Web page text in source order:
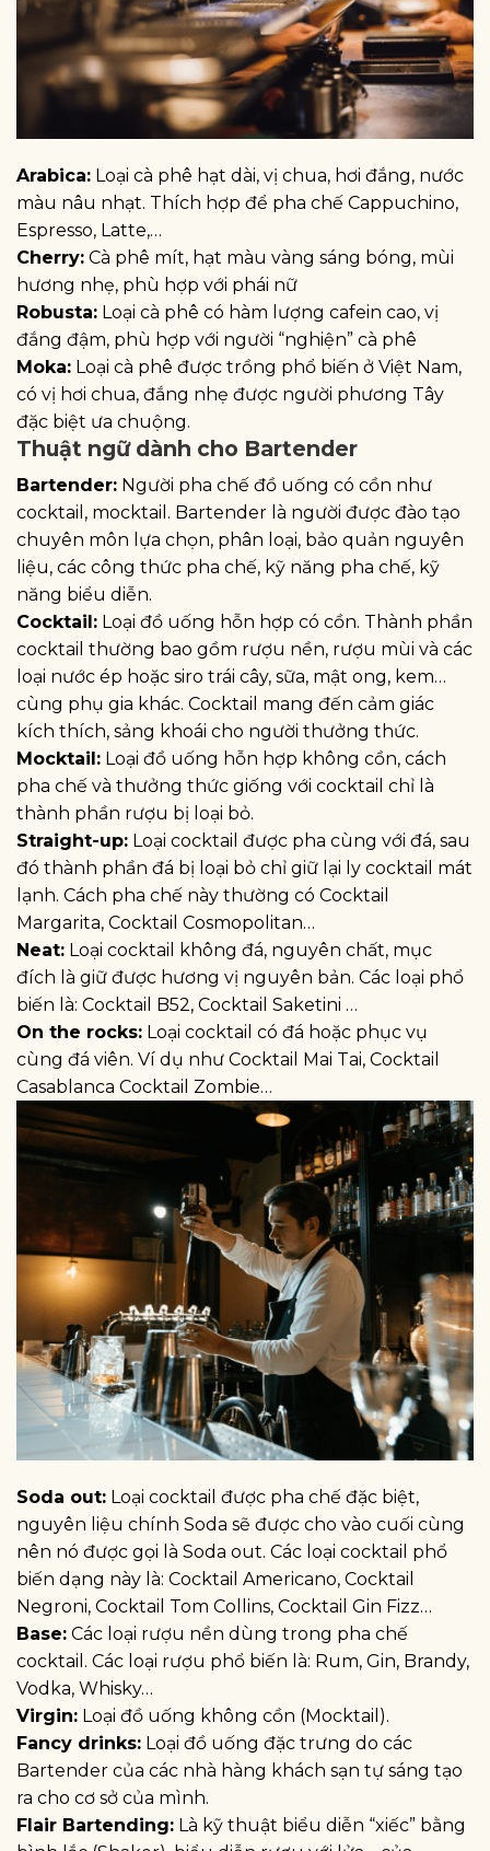
Arabica: Loại cà phê hạt dài, vị chua, hơi đắng, nước
màu nâu nhạt. Thích hợp để pha chế Cappuchino,
Espresso, Latte,…
Cherry: Cà phê mít, hạt màu vàng sáng bóng, mùi
hương nhẹ, phù hợp với phái nữ
Robusta: Loại cà phê có hàm lượng cafein cao, vị
đắng đậm, phù hợp với người “nghiện” cà phê
Moka: Loại cà phê được trồng phổ biến ở Việt Nam,
có vị hơi chua, đắng nhẹ được người phương Tây
đặc biệt ưa chuộng.
Thuật ngữ dành cho Bartender
Bartender: Người pha chế đồ uống có cồn như
cocktail, mocktail. Bartender là người được đào tạo
chuyên môn lựa chọn, phân loại, bảo quản nguyên
liệu, các công thức pha chế, kỹ năng pha chế, kỹ
năng biểu diễn.
Cocktail: Loại đồ uống hỗn hợp có cồn. Thành phần
cocktail thường bao gồm rượu nền, rượu mùi và các
loại nước ép hoặc siro trái cây, sữa, mật ong, kem…
cùng phụ gia khác. Cocktail mang đến cảm giác
kích thích, sảng khoái cho người thưởng thức.
Mocktail: Loại đồ uống hỗn hợp không cồn, cách
pha chế và thưởng thức giống với cocktail chỉ là
thành phần rượu bị loại bỏ.
Straight-up: Loại cocktail được pha cùng với đá, sau
đó thành phần đá bị loại bỏ chỉ giữ lại ly cocktail mát
lạnh. Cách pha chế này thường có Cocktail
Margarita, Cocktail Cosmopolitan…
Neat: Loại cocktail không đá, nguyên chất, mục
đích là giữ được hương vị nguyên bản. Các loại phổ
biến là: Cocktail B52, Cocktail Saketini …
On the rocks: Loại cocktail có đá hoặc phục vụ
cùng đá viên. Ví dụ như Cocktail Mai Tai, Cocktail
Casablanca Cocktail Zombie…
Soda out: Loại cocktail được pha chế đặc biệt,
nguyên liệu chính Soda sẽ được cho vào cuối cùng
nên nó được gọi là Soda out. Các loại cocktail phổ
biến dạng này là: Cocktail Americano, Cocktail
Negroni, Cocktail Tom Collins, Cocktail Gin Fizz…
Base: Các loại rượu nền dùng trong pha chế
cocktail. Các loại rượu phổ biến là: Rum, Gin, Brandy,
Vodka, Whisky…
Virgin: Loại đồ uống không cồn (Mocktail).
Fancy drinks: Loại đồ uống đặc trưng do các
Bartender của các nhà hàng khách sạn tự sáng tạo
ra cho cơ sở của mình.
Flair Bartending: Là kỹ thuật biểu diễn “xiếc” bằng